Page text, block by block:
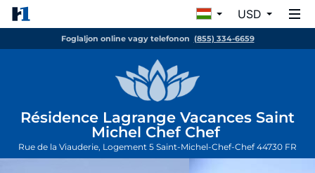
USD
Foglaljon online vagy telefonon (855) 334-6659
Résidence Lagrange Vacances Saint
Michel Chef Chef
Rue de la Viauderie, Logement 5 Saint-Michel-Chef-Chef44730 FR